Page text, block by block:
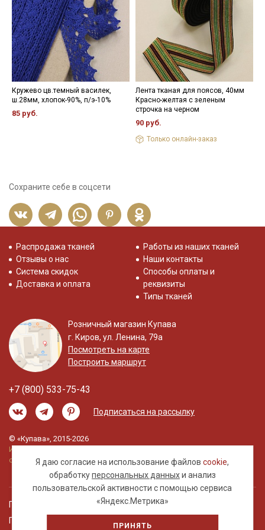
- максимальная температура стирки до 40 С, без отжима,
- противопоказано применение отбеливателей.
Цветопередача (тон) может отличаться от оригинального
цвета ткани в зависимости от настроек вашего монитора и в
зависимости от партии.
Кружево цв.темный василек,
ш.28мм, хлопок-90%, п/э-10%
85 руб.
Лента тканая для поясов, 40мм
Красно-желтая с зеленым
строчка на черном
90 руб.
Только онлайн-заказ
Сохраните себе в соцсети
Я даю согласие на использование файловcookie,
обработкуперсональных данныхи анализ
пользовательской активности с помощью сервиса
«Яндекс.Метрика»
ПРИНЯТЬ
Распродажа тканей
Отзывы о нас
Система скидок
Доставка и оплата
Работы из наших тканей
Наши контакты
Способы оплаты и
реквизиты
Типы тканей
Розничный магазин Купава
г. Киров, ул. Ленина, 79а
Посмотреть на карте
Построить маршрут
+7 (800) 533-75-43
Подписаться на рассылку
© «Купава», 2015-2026
Информация на сайте не является публичной
офертой.
Правовая информация
Политика обработки персональных данных